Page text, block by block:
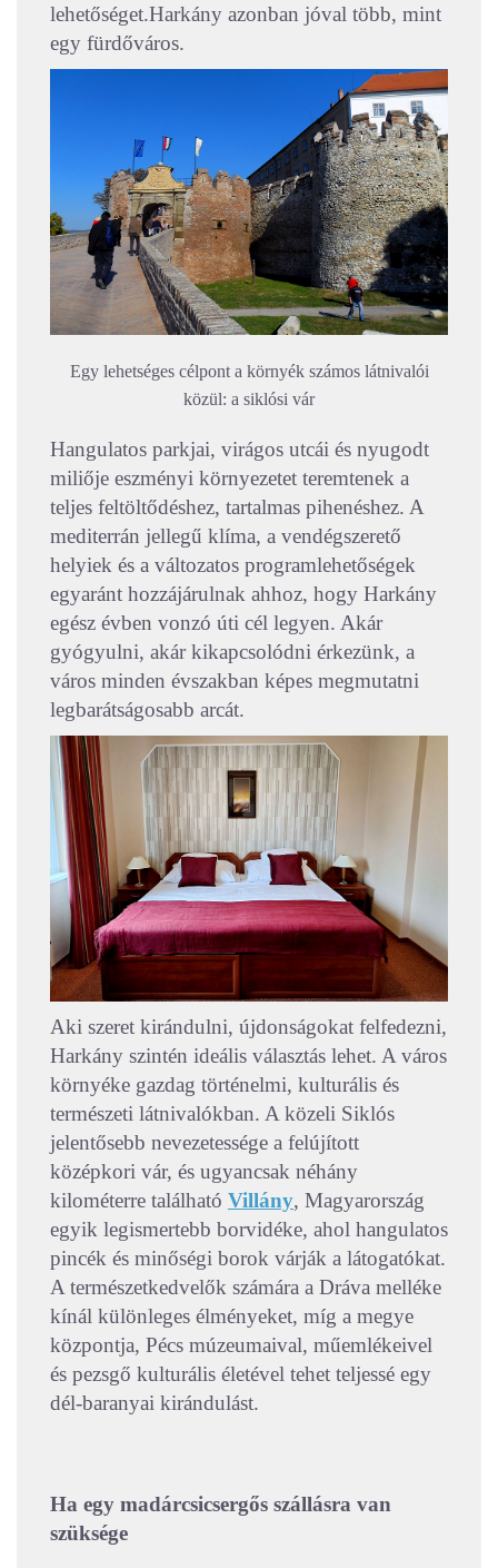
lehetőséget.Harkány azonban jóval több, mint
egy fürdőváros.
Egy lehetséges célpont a környék számos látnivalói
közül: a siklósi vár
Hangulatos parkjai, virágos utcái és nyugodt
miliője eszményi környezetet teremtenek a
teljes feltöltődéshez, tartalmas pihenéshez. A
mediterrán jellegű klíma, a vendégszerető
helyiek és a változatos programlehetőségek
egyaránt hozzájárulnak ahhoz, hogy Harkány
egész évben vonzó úti cél legyen. Akár
gyógyulni, akár kikapcsolódni érkezünk, a
város minden évszakban képes megmutatni
legbarátságosabb arcát.
Aki szeret kirándulni, újdonságokat felfedezni,
Harkány szintén ideális választás lehet. A város
környéke gazdag történelmi, kulturális és
természeti látnivalókban. A közeli Siklós
jelentősebb nevezetessége a felújított
középkori vár, és ugyancsak néhány
kilométerre található Villány, Magyarország
egyik legismertebb borvidéke, ahol hangulatos
pincék és minőségi borok várják a látogatókat.
A természetkedvelők számára a Dráva melléke
kínál különleges élményeket, míg a megye
központja, Pécs múzeumaival, műemlékeivel
és pezsgő kulturális életével tehet teljessé egy
dél-baranyai kirándulást.
Ha egy madárcsicsergős szállásra van
szüksége